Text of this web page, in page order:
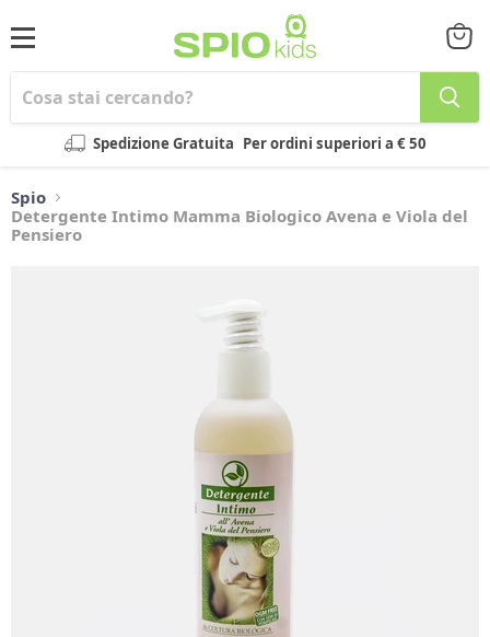
Menu
Spedizione Gratuita Per ordini superiori a € 50
il
Spio
Detergente Intimo Mamma Biologico Avena e Viola del
Pensiero